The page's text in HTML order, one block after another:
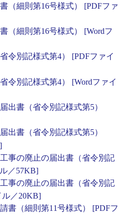
（細則第16号様式） [PDFファ
（細則第16号様式） [Wordフ
令別記様式第4） [PDFファイ
令別記様式第4） [Wordファイ
出書（省令別記様式第5）
出書（省令別記様式第5）
事の廃止の届出書（省令別記
／57KB]
事の廃止の届出書（省令別記
ル／20KB]
書（細則第11号様式） [PDFフ